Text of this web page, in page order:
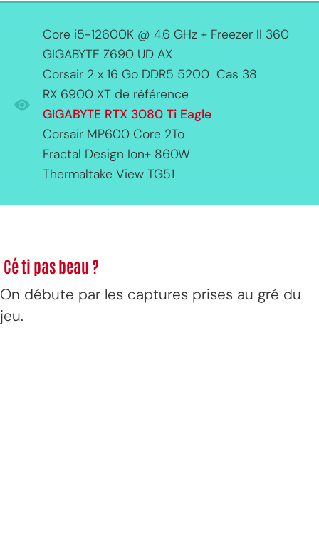
Core i5-12600K @ 4.6 GHz + Freezer II 360
GIGABYTE Z690 UD AX
Corsair 2 x 16 Go DDR5 5200 Cas 38
RX 6900 XT de référence
GIGABYTE RTX 3080 Ti Eagle
Corsair MP600 Core 2To
Fractal Design Ion+ 860W
Thermaltake View TG51
Cé ti pas beau ?
On débute par les captures prises au gré du
jeu.